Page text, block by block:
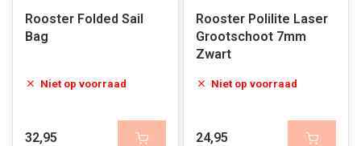
Rooster Folded Sail
Bag
Niet op voorraad
32,95
Rooster Polilite Laser
Grootschoot 7mm
Zwart
Niet op voorraad
24,95